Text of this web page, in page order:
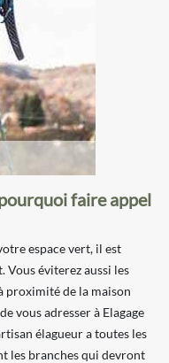
pourquoi faire appel
espace vert, il est
éviterez aussi les
proximité de la maison
vous adresser à Elagage
élagueur a toutes les
les branches qui devront